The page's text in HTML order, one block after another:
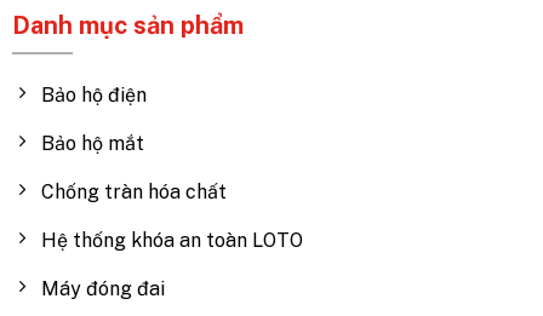
Danh mục sản phẩm
Bảo hộ điện
Bảo hộ mắt
Chống tràn hóa chất
Hệ thống khóa an toàn LOTO
Máy đóng đai